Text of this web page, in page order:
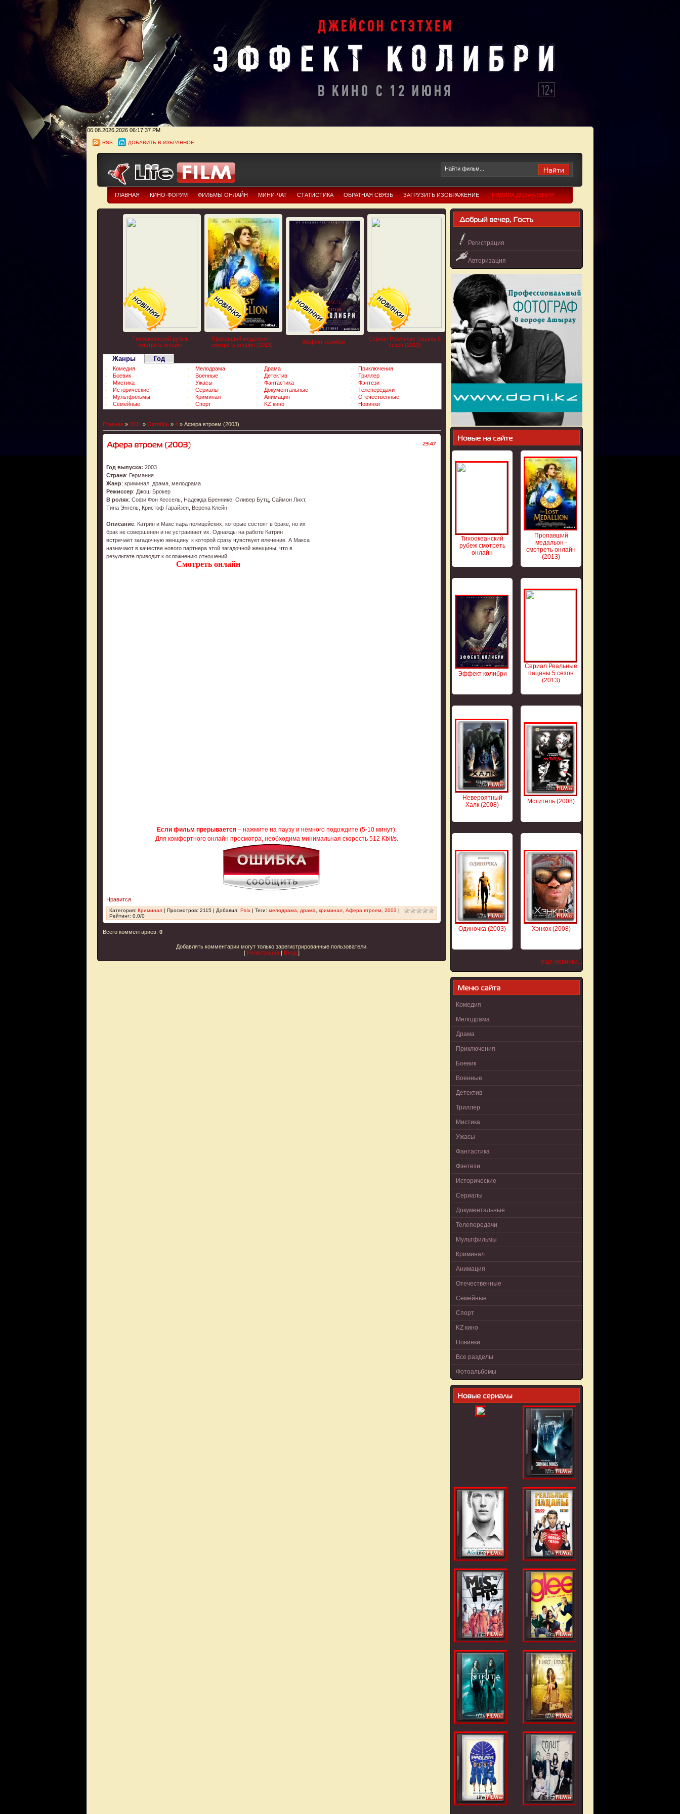
06.08.2026,2026 06:17:39 PM
RSS ДОБАВИТЬ В ИЗБРАННОЕ
ГЛАВНАЯ КИНО-ФОРУМ ФИЛЬМЫ ОНЛАЙН МИНИ-ЧАТ СТАТИСТИКА ОБРАТНАЯ СВЯЗЬ
ЗАГРУЗИТЬ ИЗОБРАЖЕНИЕ
ПРАВИЛА ДОБАВЛЕНИЯ
Тихоокеанский рубеж
смотреть онлайн
Пропавший медальон -
смотреть онлайн (2013)
Эффект колибри
Сериал Реальные пацаны 5
сезон (2013)
Жанры Год
Комедия Мелодрама Драма
Приключения
Боевик
Военные Детектив
Триллер
Мистика
Ужасы Фантастика
Фэнтези
Исторические
Сериалы Документальные
Телепередачи
Мультфильмы
Криминал Анимация
Отечественные
Семейные
Спорт KZ кино Новинки
Главная » 2011 » Октябрь » 4 » Афера втроем (2003)
Год выпуска: 2003
Страна: Германия
Жанр: криминал, драма, мелодрама
Режиссер: Джош Брокер
В ролях: Софи Фон Кессель, Надежда Бреннике, Оливер Бутц, Саймон Лихт,
Тина Энгель, Кристоф Гарайзен, Верена Клейн
Описание: Катрин и Макс пара полицейских, которые состоят в браке, но их
брак не совершенен и не устраивает их. Однажды на работе Катрин
встречает загадочную женщину, к которой сразу чувствует влечение. А Макса
назначают в качестве нового партнера этой загадочной женщины, что в
результате приводит к осложнению отношений.
Смотреть онлайн
Если фильм прерывается– нажмите на паузу и немного подождите (5-10 минут).
Для комфортного онлайн просмотра, необходима минимальная скорость 512 Kbit/s.
Нравится
Категория: Криминал | Просмотров: 2115 | Добавил: PsIx | Теги: мелодрама драма криминал Афера втроем 2003 |
Рейтинг: 0.0/0
Всего комментариев: 0
Добавлять комментарии могут только зарегистрированные пользователи.
[ Регистрация | Вход ]
Регистрация
Авторизация
Тихоокеанский
рубеж смотреть
онлайн
Пропавший
медальон -
смотреть онлайн
(2013)
Эффект колибри
Сериал Реальные
пацаны 5 сезон
(2013)
Невероятный
Халк (2008)
Мститель (2008)
Одиночка (2003) Хэнкок (2008)
еще новинки...
Комедия
Мелодрама
Драма
Приключения
Боевик
Военные
Детектив
Триллер
Мистика
Ужасы
Фантастика
Фэнтези
Исторические
Сериалы
Документальные
Телепередачи
Мультфильмы
Криминал
Анимация
Отечественные
Семейные
Спорт
KZ кино
Новинки
Все разделы
Фотоальбомы